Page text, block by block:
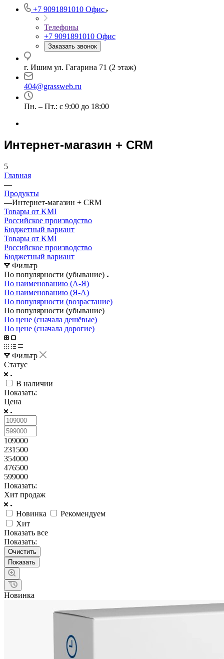
+7 9091891010 Офис
Телефоны
+7 9091891010 Офис
Заказать звонок
г. Ишим ул. Гагарина 71 (2 этаж)
404@grassweb.ru
Пн. – Пт.: с 9:00 до 18:00
Интернет-магазин + CRM
5
Главная
—
Продукты
—Интернет-магазин + CRM
Товары от KMI
Российское производство
Бюджетный вариант
Товары от KMI
Российское производство
Бюджетный вариант
Фильтр
По популярности (убывание)
По наименованию (А-Я)
По наименованию (Я-А)
По популярности (возрастание)
По популярности (убывание)
По цене (сначала дешёвые)
По цене (сначала дорогие)
Фильтр
Статус
В наличии
Показать:
Цена
109000
231500
354000
476500
599000
Показать:
Хит продаж
Новинка
Рекомендуем
Хит
Показать все
Показать:
Очистить
Новинка